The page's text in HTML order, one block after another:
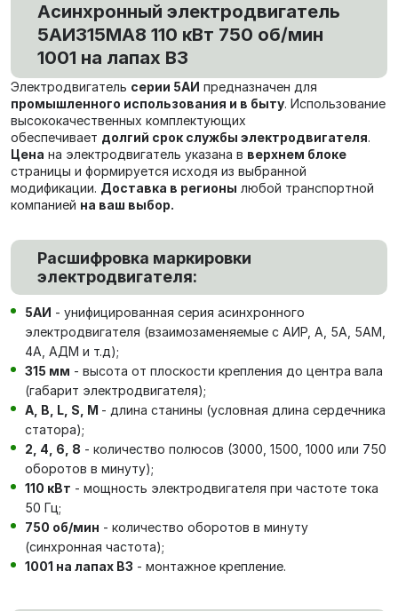
Асинхронный электродвигатель
5АИ315MА8 110 кВт 750 об/мин
1001 на лапах В3
Электродвигатель серии 5АИ предназначен для
промышленного использования и в быту. Использование
высококачественных комплектующих
обеспечивает долгий срок службы электродвигателя.
Цена на электродвигатель указана в верхнем блоке
страницы и формируется исходя из выбранной
модификации. Доставка в регионы любой транспортной
компанией на ваш выбор.
Расшифровка маркировки
электродвигателя:
5АИ - унифицированная серия асинхронного
электродвигателя (взаимозаменяемые с АИР, А, 5А, 5АМ,
4А, АДМ и т.д);
315 мм - высота от плоскости крепления до центра вала
(габарит электродвигателя);
А, В, L, S, М - длина станины (условная длина сердечника
статора);
2, 4, 6, 8 - количество полюсов (3000, 1500, 1000 или 750
оборотов в минуту);
110 кВт - мощность электродвигателя при частоте тока
50 Гц;
750 об/мин - количество оборотов в минуту
(синхронная частота);
1001 на лапах В3 - монтажное крепление.